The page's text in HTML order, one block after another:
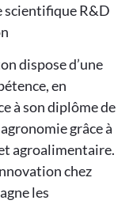
scientifique R&D
dispose d’une
en
à son diplôme de
grâce à
agroalimentaire.
chez
les